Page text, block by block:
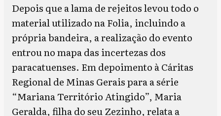
Depois que a lama de rejeitos levou todo o
material utilizado na Folia, incluindo a
própria bandeira, a realização do evento
entrou no mapa das incertezas dos
paracatuenses. Em depoimento à Cáritas
Regional de Minas Gerais para a série
“Mariana Território Atingido”, Maria
Geralda, filha do seu Zezinho, relata a